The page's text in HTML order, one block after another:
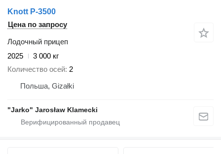
Knott P-3500
Цена по запросу
Лодочный прицеп
2025
3 000 кг
Количество осей 2
Польша, Gizałki
"Jarko" Jarosław Klamecki